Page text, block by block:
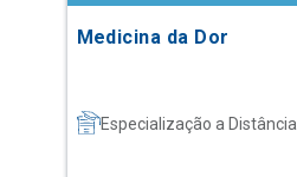
Medicina da Dor
Especialização a Distância